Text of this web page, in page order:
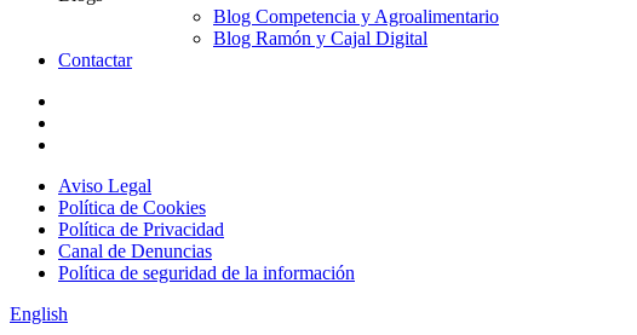
Blog Competencia y Agroalimentario
Blog Ramón y Cajal Digital
Contactar
Aviso Legal
Política de Cookies
Política de Privacidad
Canal de Denuncias
Política de seguridad de la información
English